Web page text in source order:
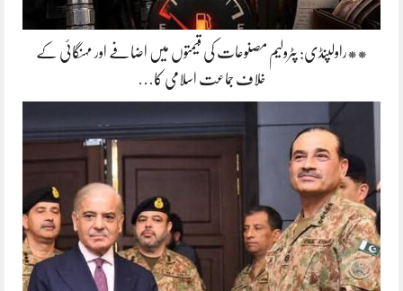
**راولپنڈی: پٹرولیم مصنوعات کی قیمتوں میں اضافے اور مہنگائی کے
خلاف جماعت اسلامی کا…